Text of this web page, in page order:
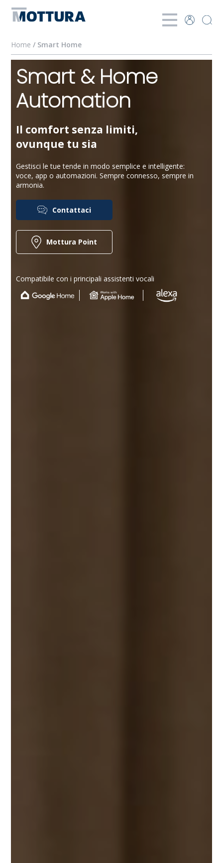
Home / Smart Home
Smart & Home
Automation
Il comfort senza limiti,
ovunque tu sia
Gestisci le tue tende in modo semplice e intelligente:
voce, app o automazioni. Sempre connesso, sempre in
armonia.
Contattaci
Mottura Point
Compatibile con i principali assistenti vocali